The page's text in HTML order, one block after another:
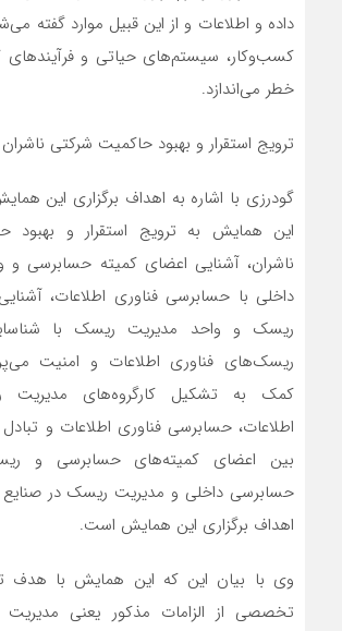
داده و اطلاعات و از این قبیل موارد گفته
کسب‌وکار، سیستم‌های حیاتی و فرآیندهای
خطر می‌اندازد.
ترویج استقرار و بهبود حاکمیت شرکتی ناشران
گودرزی با اشاره به اهداف برگزاری این
این همایش به ترویج استقرار و بهبود
ناشران، آشنایی اعضای کمیته حسابرسی
داخلی با حسابرسی فناوری اطلاعات،
ریسک و واحد مدیریت ریسک با
ریسک‌های فناوری اطلاعات و امنیت
کمک به تشکیل کارگروه‌های مدیریت
اطلاعات، حسابرسی فناوری اطلاعات و
بین اعضای کمیته‌های حسابرسی و
حسابرسی داخلی و مدیریت ریسک در صنایع
اهداف برگزاری این همایش است.
وی با بیان این که این همایش با هدف
تخصصی از الزامات مذکور یعنی